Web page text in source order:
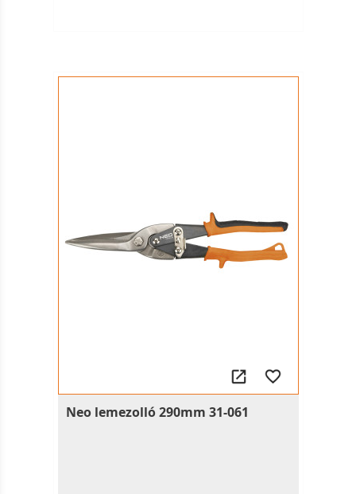
Neo lemezolló 290mm 31-061